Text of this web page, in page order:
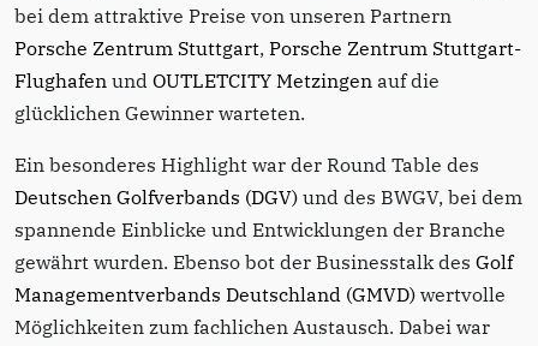
bei dem attraktive Preise von unseren Partnern
Porsche Zentrum Stuttgart, Porsche Zentrum Stuttgart-
Flughafen und OUTLETCITY Metzingen auf die
glücklichen Gewinner warteten.
Ein besonderes Highlight war der Round Table des
Deutschen Golfverbands (DGV) und des BWGV, bei dem
spannende Einblicke und Entwicklungen der Branche
gewährt wurden. Ebenso bot der Businesstalk des Golf
Managementverbands Deutschland (GMVD) wertvolle
Möglichkeiten zum fachlichen Austausch. Dabei war